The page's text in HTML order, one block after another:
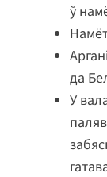
ў
да
У